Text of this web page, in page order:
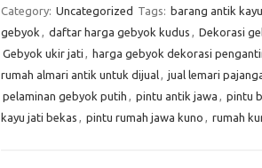
Category: Uncategorized Tags: barang antik
gebyok , daftar harga gebyok kudus , Dekorasi
Gebyok ukir jati , harga gebyok dekorasi
rumah almari antik untuk dijual, jual lemari
pelaminan gebyok putih , pintu antik jawa , pintu
kayu jati bekas , pintu rumah jawa kuno , rumah